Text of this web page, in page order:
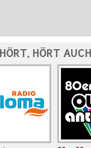
HÖRT AUCH